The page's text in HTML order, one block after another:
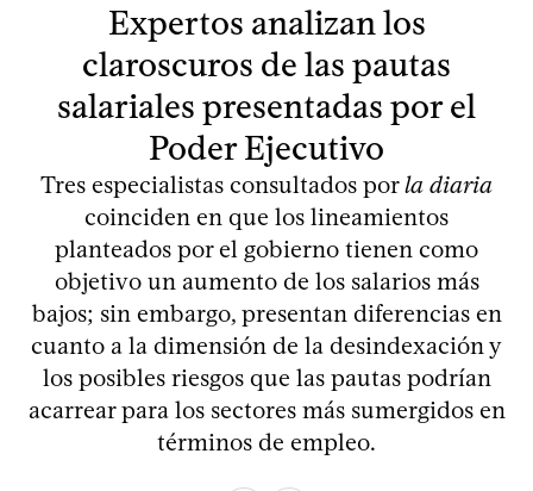
Expertos analizan los
claroscuros de las pautas
salariales presentadas por el
Poder Ejecutivo
Tres especialistas consultados porla diaria
coinciden en que los lineamientos
planteados por el gobierno tienen como
objetivo un aumento de los salarios más
bajos; sin embargo, presentan diferencias en
cuanto a la dimensión de la desindexación y
los posibles riesgos que las pautas podrían
acarrear para los sectores más sumergidos en
términos de empleo.